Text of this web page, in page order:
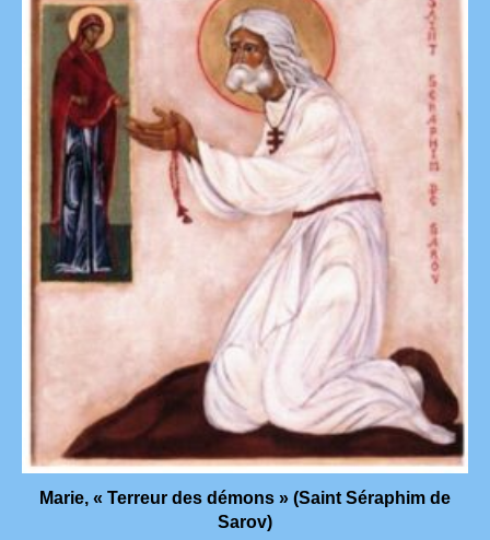
Marie, « Terreur des démons » (Saint Séraphim de
Sarov)